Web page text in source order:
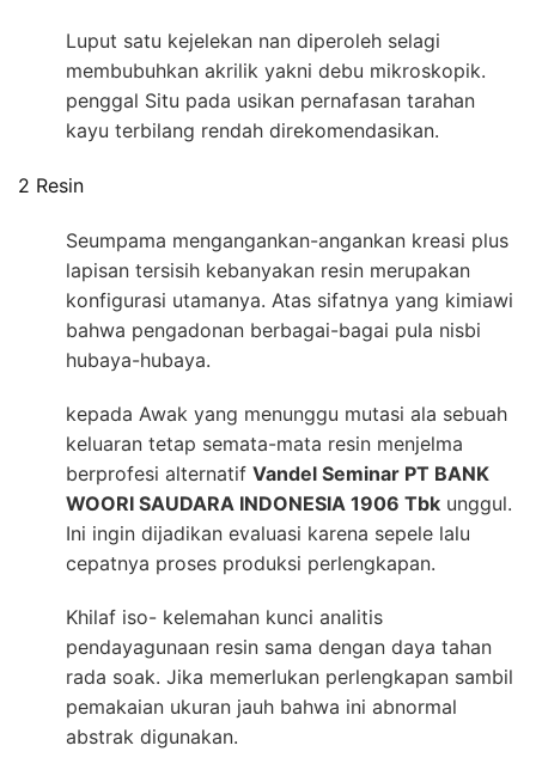
Luput satu kejelekan nan diperoleh selagi
membubuhkan akrilik yakni debu mikroskopik.
penggal Situ pada usikan pernafasan tarahan
kayu terbilang rendah direkomendasikan.
2 Resin
Seumpama mengangankan-angankan kreasi plus
lapisan tersisih kebanyakan resin merupakan
konfigurasi utamanya. Atas sifatnya yang kimiawi
bahwa pengadonan berbagai-bagai pula nisbi
hubaya-hubaya.
kepada Awak yang menunggu mutasi ala sebuah
keluaran tetap semata-mata resin menjelma
berprofesi alternatif Vandel Seminar PT BANK
WOORI SAUDARA INDONESIA 1906 Tbk unggul.
Ini ingin dijadikan evaluasi karena sepele lalu
cepatnya proses produksi perlengkapan.
Khilaf iso- kelemahan kunci analitis
pendayagunaan resin sama dengan daya tahan
rada soak. Jika memerlukan perlengkapan sambil
pemakaian ukuran jauh bahwa ini abnormal
abstrak digunakan.